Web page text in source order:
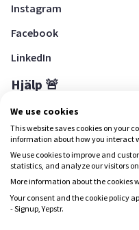
Instagram
Facebook
LinkedIn
Hjälp 🚨
Hjälpcenter
Ladda ned Yepstr
Ladda ned Yepstr
We use cookies
This website saves cookies on your
information about how you interact
We use cookies to improve and
statistics, and analyze our visitors
More information about the cookies
Your consent and the cookie policy
- Signup, Yepstr.